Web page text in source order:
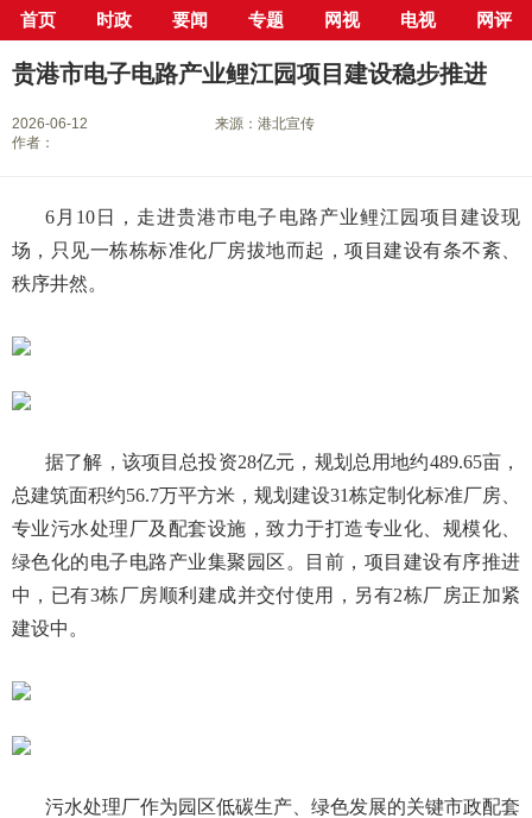
首页 时政 要闻 专题 网视 电视 网评
当前位置： 首页> 新闻中心> 县市区> 港北区> 正文
贵港市电子电路产业鲤江园项目建设稳步推进
2026-06-12
来源：港北宣传
作者：
6月10日，走进贵港市电子电路产业鲤江园项目建设现
场，只见一栋栋标准化厂房拔地而起，项目建设有条不紊、
秩序井然。
据了解，该项目总投资28亿元，规划总用地约489.65亩，
总建筑面积约56.7万平方米，规划建设31栋定制化标准厂房、
专业污水处理厂及配套设施，致力于打造专业化、规模化、
绿色化的电子电路产业集聚园区。目前，项目建设有序推进
中，已有3栋厂房顺利建成并交付使用，另有2栋厂房正加紧
建设中。
污水处理厂作为园区低碳生产、绿色发展的关键市政配套